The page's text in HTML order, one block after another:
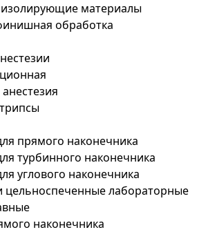
материалы
обработка
прямого наконечника
турбинного наконечника
углового наконечника
цельноспеченные лабораторные
наконечника